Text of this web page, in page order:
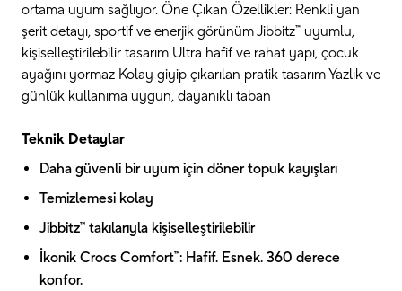
ortama uyum sağlıyor. Öne Çıkan Özellikler: Renkli yan
şerit detayı, sportif ve enerjik görünüm Jibbitz™ uyumlu,
kişiselleştirilebilir tasarım Ultra hafif ve rahat yapı, çocuk
ayağını yormaz Kolay giyip çıkarılan pratik tasarım Yazlık ve
günlük kullanıma uygun, dayanıklı taban
Teknik Detaylar
Daha güvenli bir uyum için döner topuk kayışları
Temizlemesi kolay
Jibbitz™ takılarıyla kişiselleştirilebilir
İkonik Crocs Comfort™: Hafif. Esnek. 360 derece
konfor.